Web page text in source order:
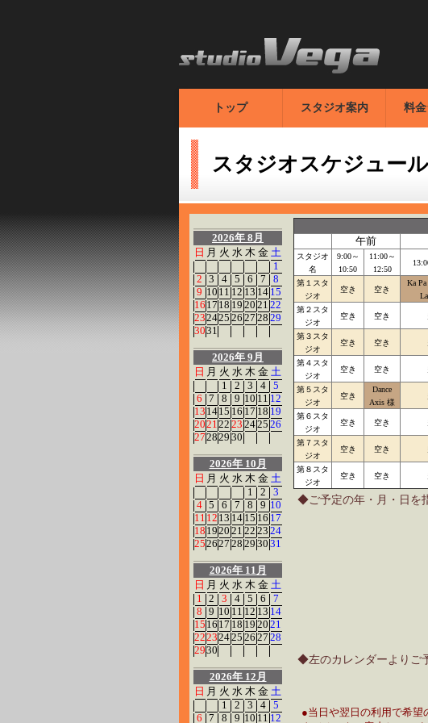
トップ スタジオ案内 料
スタジオスケジュール
午前
スタジオ
名
9:00～
10:50
11:00～
12:50
第１スタ
ジオ
空き 空き
Ka
第２スタ
ジオ
空き 空き
第３スタ
ジオ
空き 空き
第４スタ
ジオ
空き 空き
第５スタ
ジオ
空き
Dance
Axis 様
第６スタ
ジオ
空き 空き
第７スタ
ジオ
空き 空き
第８スタ
ジオ
空き 空き
◆ご予定の年・月・日を
◆左のカレンダーよりご
●当日や翌日の利用で希望
2026年 8月
日 月 火 水 木 金 土
1
2 3 4 5 6 7
8
9 10 11 12 13 14 15
1617 18 19 20 21 22
232425 26 27 28 29
3031
2026年 9月
日 月 火 水 木 金 土
1
2 3 4
5
6 7 8 9 10 11 12
131415 16 17 18 19
2021 22 23 2425 26
272829 30
2026年 10月
日 月 火 水 木 金 土
1
2
3
4 5 6 7 8 9 10
11 12 13 14 15 16 17
181920 21 22 23 24
252627 28 29 30 31
2026年 11月
日 月 火 水 木 金 土
1
2 3 4 5 6
7
8 9 10 11 12 13 14
1516 17 18 19 20 21
22232425 26 27 28
2930
2026年 12月
日 月 火 水 木 金 土
1
2 3 4
5
6 7 8 9 10 11 12